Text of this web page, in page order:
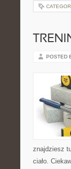
POSTED
znajdziesz
ciało.